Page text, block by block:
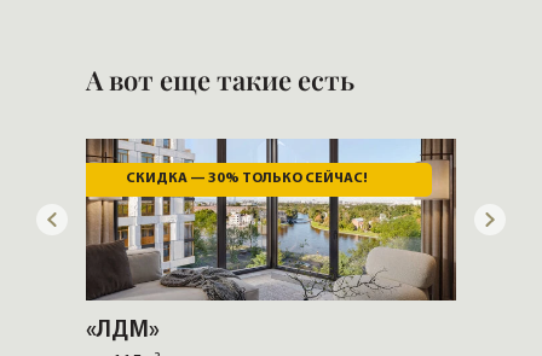
А вот еще такие есть
СКИДКА — 30% ТОЛЬКО СЕЙЧАС!
«ЛДМ»